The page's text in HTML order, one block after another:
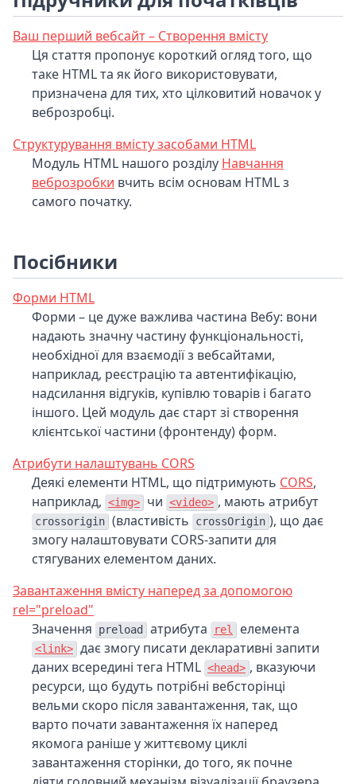
Ваш перший вебсайт – Створення вмісту
Ця стаття пропонує короткий огляд того, що
таке HTML та як його використовувати,
призначена для тих, хто цілковитий новачок у
веброзробці.
Структурування вмісту засобами HTML
Модуль HTML нашого розділу Навчання
веброзробки вчить всім основам HTML з
самого початку.
Посібники
Форми HTML
Форми – це дуже важлива частина Вебу: вони
надають значну частину функціональності,
необхідної для взаємодії з вебсайтами,
наприклад, реєстрацію та автентифікацію,
надсилання відгуків, купівлю товарів і багато
іншого. Цей модуль дає старт зі створення
клієнтської частини (фронтенду) форм.
Атрибути налаштувань CORS
Деякі елементи HTML, що підтримують CORS,
наприклад, <img> чи <video> , мають атрибут
crossorigin (властивість crossOrigin ), що дає
змогу налаштовувати CORS-запити для
стягуваних елементом даних.
Завантаження вмісту наперед за допомогою
rel="preload"
Значення
preload атрибута rel елемента
<link> дає змогу писати декларативні запити
даних всередині тега HTML <head> , вказуючи
ресурси, що будуть потрібні вебсторінці
вельми скоро після завантаження, так, що
варто почати завантаження їх наперед
якомога раніше у життєвому циклі
завантаження сторінки, до того, як почне